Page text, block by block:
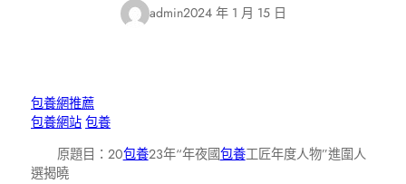
admin2024 年 1 月 15 日
包養網推薦
包養網站 包養
原題目：20包養23年“年夜國包養工匠年度人物”進圍人
選揭曉